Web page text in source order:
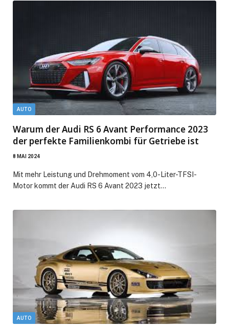
AUTO
Warum der Audi RS 6 Avant Performance 2023
der perfekte Familienkombi für Getriebe ist
8 MAI 2024
Mit mehr Leistung und Drehmoment vom 4,0-Liter-TFSI-
Motor kommt der Audi RS 6 Avant 2023 jetzt…
AUTO